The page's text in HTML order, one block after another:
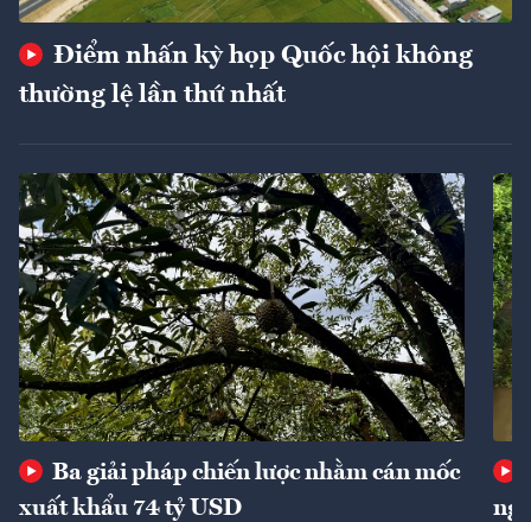
Điểm nhấn kỳ họp Quốc hội không
thường lệ lần thứ nhất
Ba giải pháp chiến lược nhằm cán mốc
xuất khẩu 74 tỷ USD